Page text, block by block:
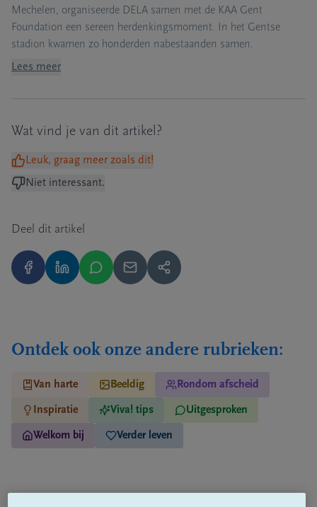
Mechelen, organiseerde DELA samen met de KAA Gent
Foundation een sereen herdenkingsmoment.
In het Gentse
stadion kwamen zo honderden nabestaanden samen.
Lees meer
Wat vind je van dit artikel?
Leuk, graag meer zoals dit!
Niet interessant.
Deel dit artikel
Ontdek ook onze andere rubrieken:
Van harte Beeldig Rondom afscheid
Inspiratie Viva! tips Uitgesproken
Welkom bij Verder leven